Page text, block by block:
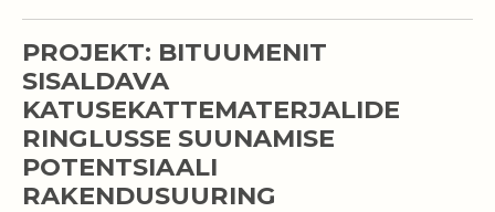
PROJEKT: BITUUMENIT
SISALDAVA
KATUSEKATTEMATERJALIDE
RINGLUSSE SUUNAMISE
POTENTSIAALI
RAKENDUSUURING